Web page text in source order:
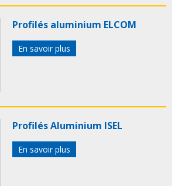
Profilés aluminium ELCOM
En savoir plus
Profilés Aluminium ISEL
En savoir plus